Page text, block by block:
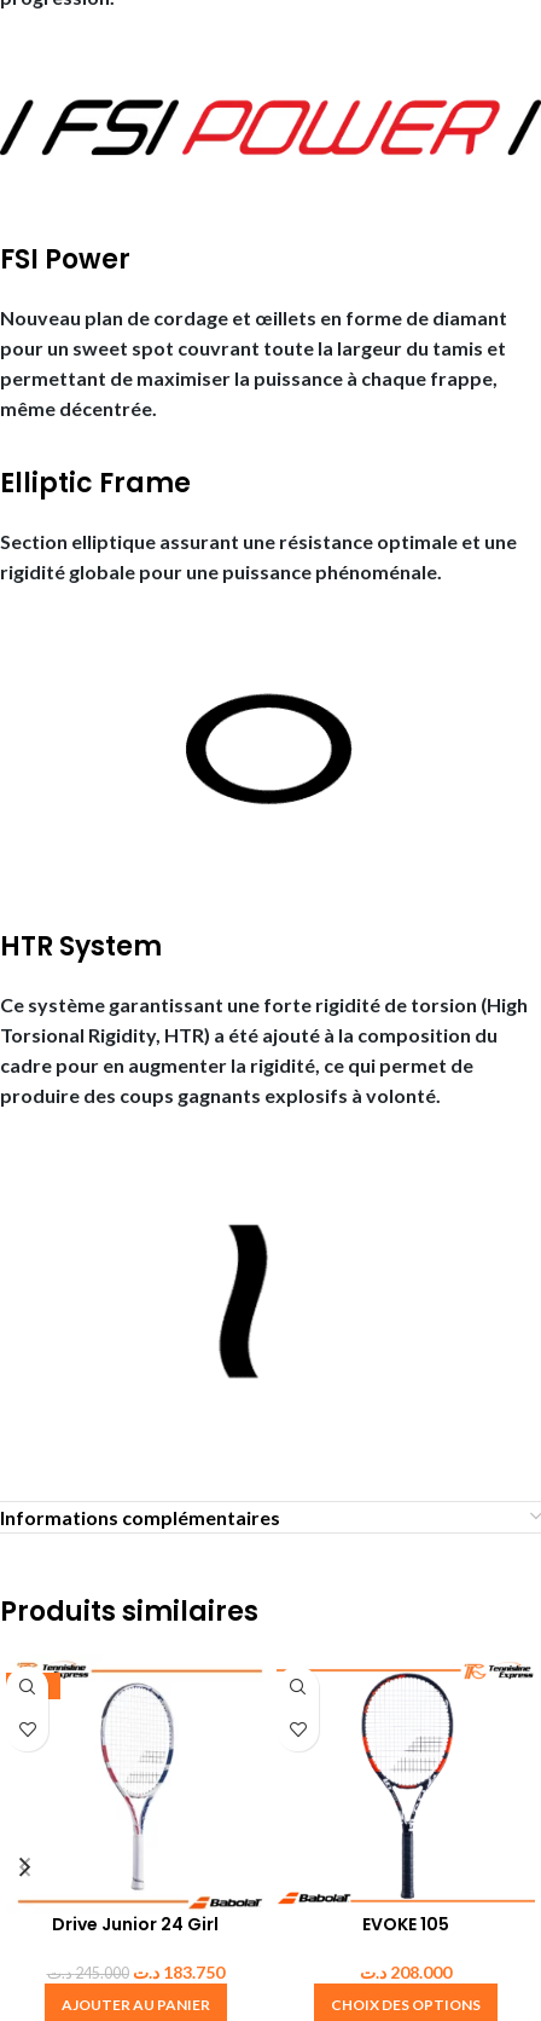
FSI Power
Nouveau plan de cordage et œillets en forme de diamant
pour un sweet spot couvrant toute la largeur du tamis et
permettant de maximiser la puissance à chaque frappe,
même décentrée.
Elliptic Frame
Section elliptique assurant une résistance optimale et une
rigidité globale pour une puissance phénoménale.
HTR System
Ce système garantissant une forte rigidité de torsion (High
Torsional Rigidity, HTR) a été ajouté à la composition du
cadre pour en augmenter la rigidité, ce qui permet de
produire des coups gagnants explosifs à volonté.
Informations complémentaires
Produits similaires
-25%
Drive Junior 24 Girl
245.000د.ت 183.750 د.ت
AJOUTER AU PANIER
EVOKE 105
208.000 د.ت
CHOIX DES OPTIONS